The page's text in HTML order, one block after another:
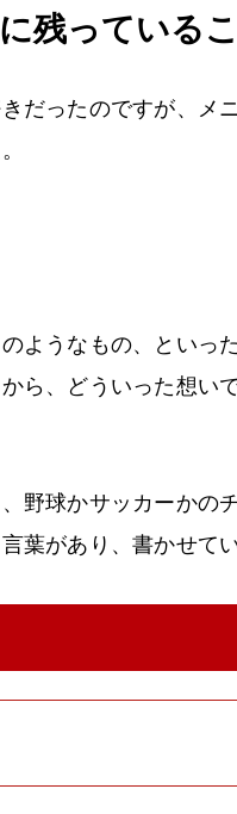
残っている
だったのですが、メ
ようなもの、とい
ら、どういった想い
野球かサッカーか
葉があり、書かせて